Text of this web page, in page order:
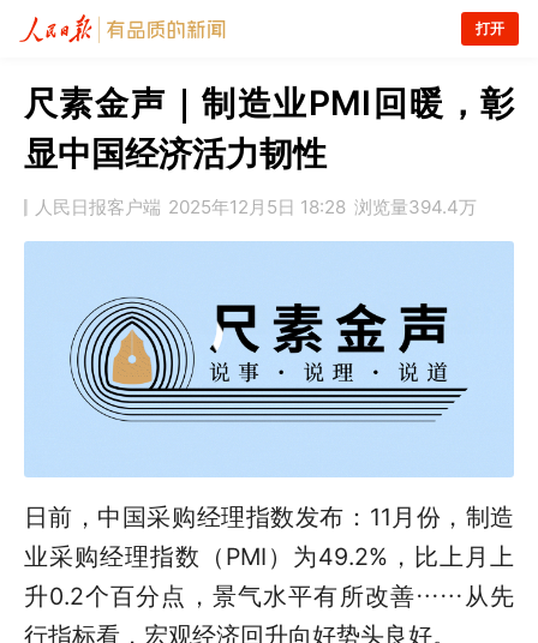
打开
尺素金声｜制造业PMI回暖，彰
显中国经济活力韧性
人民日报客户端 2025年12月5日 18:28 浏览量394.4万
日前，中国采购经理指数发布：11月份，制造
业采购经理指数（PMI）为49.2%，比上月上
升0.2个百分点，景气水平有所改善……从先
行指标看，宏观经济回升向好势头良好。